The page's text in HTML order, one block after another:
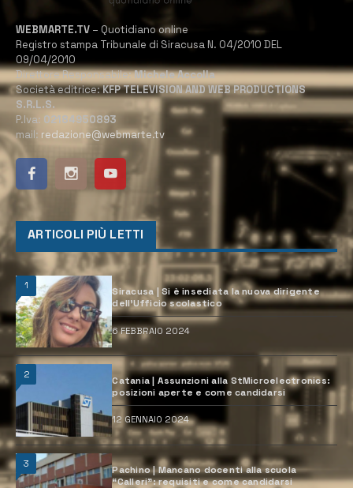
WEBMARTE.TV – Quotidiano online
Registro stampa Tribunale di Siracusa N. 04/2010 DEL
09/04/2010
Direttore Responsabile:Michele Accolla
Società editrice:KFP TELEVISION AND WEB PRODUCTIONS
S.R.L.S.
P.Iva: 02184950893
mail: redazione@webmarte.tv
ARTICOLI PIÙ LETTI
1
Siracusa | Si è insediata la nuova dirigente
dell’Ufficio scolastico
6 FEBBRAIO 2024
2
Catania | Assunzioni alla StMicroelectronics:
posizioni aperte e come candidarsi
12 GENNAIO 2024
3
Pachino | Mancano docenti alla scuola
“Calleri”: requisiti e come candidarsi